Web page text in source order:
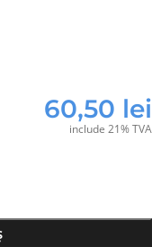
60,50 lei
include 21% TVA